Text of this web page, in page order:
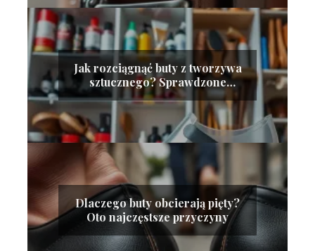
Jak rozciągnąć buty z tworzywa
sztucznego? Sprawdzone
metody
Dlaczego buty obcierają pięty?
Oto najczęstsze przyczyny